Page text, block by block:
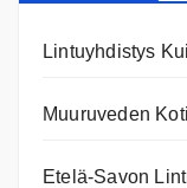
Lintuyhdistys
Muuruveden
Etelä-Savon